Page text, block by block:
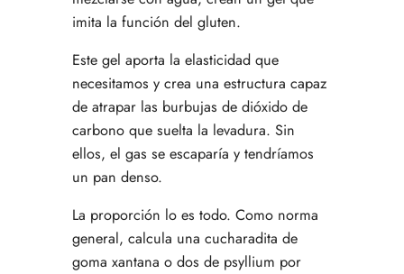
imita la función del gluten.
Este gel aporta la elasticidad que
necesitamos y crea una estructura capaz
de atrapar las burbujas de dióxido de
carbono que suelta la levadura. Sin
ellos, el gas se escaparía y tendríamos
un pan denso.
La proporción lo es todo. Como norma
general, calcula una cucharadita de
goma xantana o dos de psyllium por